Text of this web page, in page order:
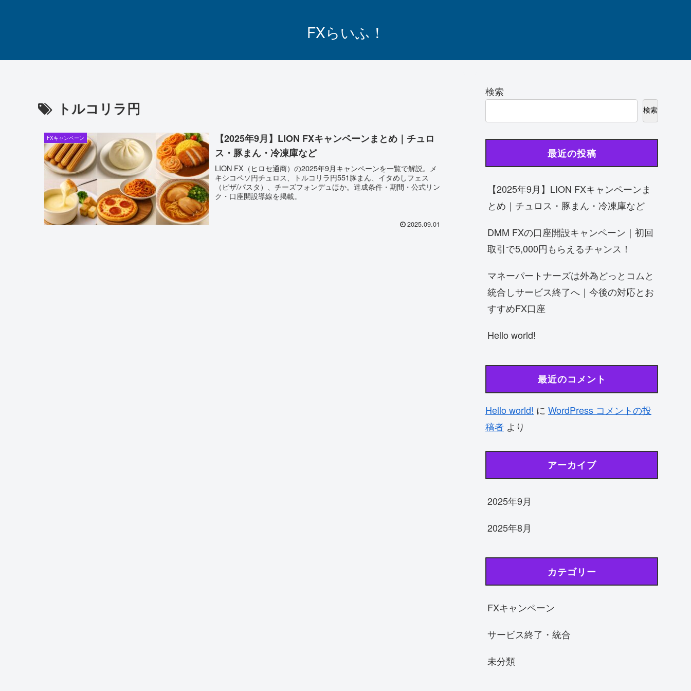
FXらいふ！
トルコリラ円
FXキャンペーン
【2025年9月】LION FXキャンペーンまとめ｜チュロ
ス・豚まん・冷凍庫など
LION FX（ヒロセ通商）の2025年9月キャンペーンを一覧で解説。メ
キシコペソ円チュロス、トルコリラ円551豚まん、イタめしフェス
（ピザ/パスタ）、チーズフォンデュほか。達成条件・期間・公式リン
ク・口座開設導線を掲載。
2025.09.01
検索
検索
最近の投稿
【2025年9月】LION FXキャンペーンま
とめ｜チュロス・豚まん・冷凍庫など
DMM FXの口座開設キャンペーン｜初回
取引で5,000円もらえるチャンス！
マネーパートナーズは外為どっとコムと
統合しサービス終了へ｜今後の対応とお
すすめFX口座
Hello world!
最近のコメント
Hello world! に WordPress コメントの投
稿者 より
アーカイブ
2025年9月
2025年8月
カテゴリー
FXキャンペーン
サービス終了・統合
未分類